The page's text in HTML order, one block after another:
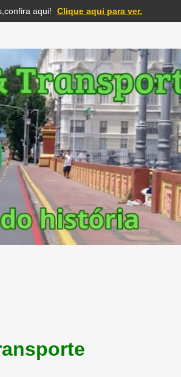
o conteúdo principal
aqui! Clique aqui para ver.